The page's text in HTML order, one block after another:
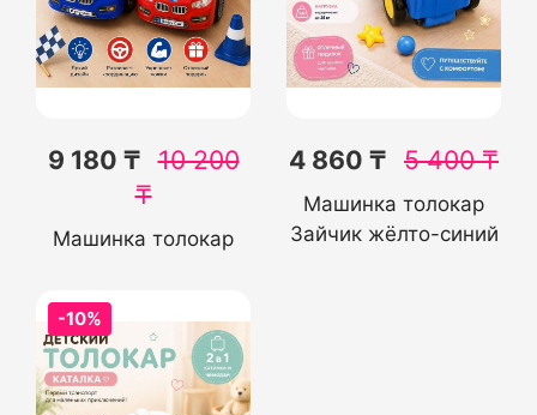
9 180 ₸ 10 200
₸
Машинка толокар
4 860 ₸ 5 400₸
Машинка толокар
Зайчик жёлто-синий
-10%